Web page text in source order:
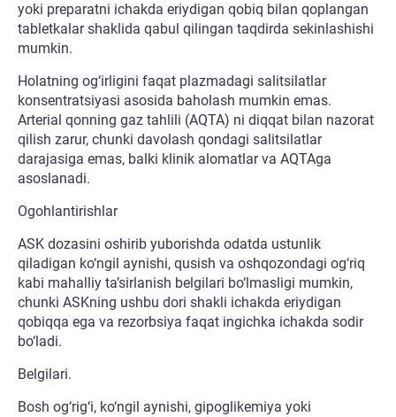
yoki preparatni ichakda eriydigan qobiq bilan qoplangan
tabletkalar shaklida qabul qilingan taqdirda sekinlashishi
mumkin.
Holatning og‘irligini faqat plazmadagi salitsilatlar
konsentratsiyasi asosida baholash mumkin emas.
Arterial qonning gaz tahlili (AQTA) ni diqqat bilan nazorat
qilish zarur, chunki davolash qondagi salitsilatlar
darajasiga emas, balki klinik alomatlar va AQTAga
asoslanadi.
Ogohlantirishlar
ASK dozasini oshirib yuborishda odatda ustunlik
qiladigan ko‘ngil aynishi, qusish va oshqozondagi og‘riq
kabi mahalliy ta’sirlanish belgilari bo‘lmasligi mumkin,
chunki ASKning ushbu dori shakli ichakda eriydigan
qobiqqa ega va rezorbsiya faqat ingichka ichakda sodir
bo‘ladi.
Belgilari.
Bosh og‘rig‘i, ko‘ngil aynishi, gipoglikemiya yoki